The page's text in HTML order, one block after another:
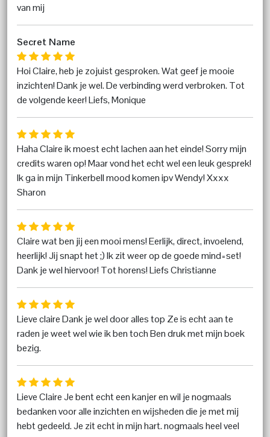
van mij
Secret Name
Hoi Claire, heb je zojuist gesproken. Wat geef je mooie
inzichten! Dank je wel. De verbinding werd verbroken. Tot
de volgende keer! Liefs, Monique
Haha Claire ik moest echt lachen aan het einde! Sorry mijn
credits waren op! Maar vond het echt wel een leuk gesprek!
Ik ga in mijn Tinkerbell mood komen ipv Wendy! Xxxx
Sharon
Claire wat ben jij een mooi mens! Eerlijk, direct, invoelend,
heerlijk! Jij snapt het ;) Ik zit weer op de goede mind=set!
Dank je wel hiervoor! Tot horens! Liefs Christianne
Lieve claire Dank je wel door alles top Ze is echt aan te
raden je weet wel wie ik ben toch Ben druk met mijn boek
bezig.
Lieve Claire Je bent echt een kanjer en wil je nogmaals
bedanken voor alle inzichten en wijsheden die je met mij
hebt gedeeld. Je zit echt in mijn hart. nogmaals heel veel